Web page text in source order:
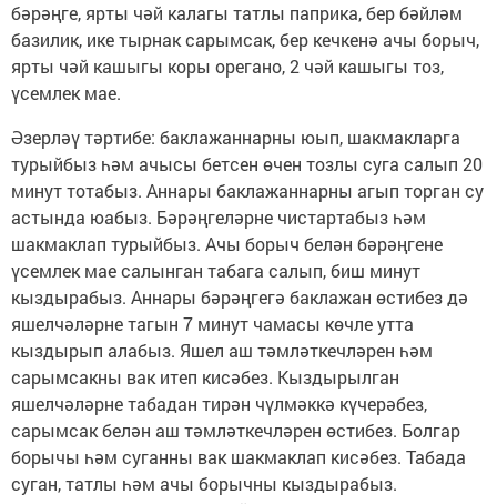
бәрәңге, ярты чәй калагы татлы паприка, бер бәйләм
базилик, ике тырнак сарымсак, бер кечкенә ачы борыч,
ярты чәй кашыгы коры орегано, 2 чәй кашыгы тоз,
үсемлек мае.
Әзерләү тәртибе: баклажаннарны юып, шакмакларга
турыйбыз һәм ачысы бетсен өчен тозлы суга салып 20
минут тотабыз. Аннары баклажаннарны агып торган су
астында юабыз. Бәрәңгеләрне чистартабыз һәм
шакмаклап турыйбыз. Ачы борыч белән бәрәңгене
үсемлек мае салынган табага салып, биш минут
кыздырабыз. Аннары бәрәңгегә баклажан өстибез дә
яшелчәләрне тагын 7 минут чамасы көчле утта
кыздырып алабыз. Яшел аш тәмләткечләрен һәм
сарымсакны вак итеп кисәбез. Кыздырылган
яшелчәләрне табадан тирән чүлмәккә күчерәбез,
сарымсак белән аш тәмләткечләрен өстибез. Болгар
борычы һәм суганны вак шакмаклап кисәбез. Табада
суган, татлы һәм ачы борычны кыздырабыз.